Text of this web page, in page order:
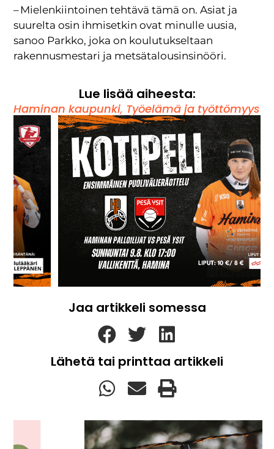
– Mielenkiintoinen tehtävä tämä on. Asiat ja
suurelta osin ihmisetkin ovat minulle uusia,
sanoo Parkko, joka on koulutukseltaan
rakennusmestari ja metsätalousinsinööri.
Lue lisää aiheesta:
Haminan kaupunki, Työelämä ja työttömyys
Jaa artikkeli somessa
Lähetä tai printtaa artikkeli